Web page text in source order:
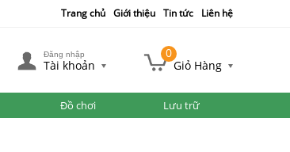
Trang chủ Giới thiệu Tin tức Liên hệ
Đăng nhập
Tài khoản
0
Giỏ Hàng
Đồ chơi Lưu trữ